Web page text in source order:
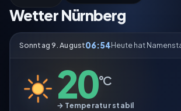
Wetter Nürnberg
Sonntag 9. August06:54Heute hat
20°C
→ Temperatur stabil